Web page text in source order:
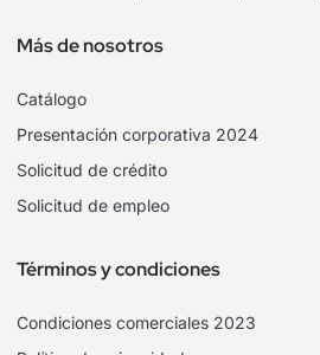
Más de nosotros
Catálogo
Presentación corporativa 2024
Solicitud de crédito
Solicitud de empleo
Términos y condiciones
Condiciones comerciales 2023